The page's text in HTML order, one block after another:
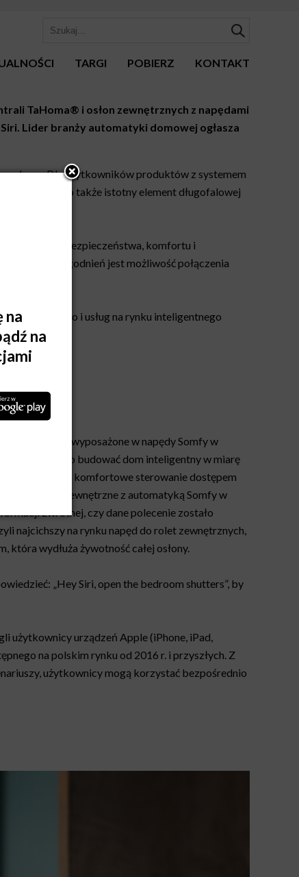
TARGI POBIERZ KONTAKT
TaHoma® i osłon zewnętrznych z napędami
Lider branży automatyki domowej ogłasza
domu. Dla użytkowników produktów z systemem
Siri. To także istotny element długofalowej
poziom bezpieczeństwa, komfortu i
udogodnień jest możliwość połączenia
głosowego i usług na rynku inteligentnego
i markizy, wyposażone w napędy Somfy w
stopniowo budować dom inteligentny w miarę
jest właśnie komfortowe sterowanie dostępem
osłony zewnętrzne z automatyką Somfy w
zwrotnej, czy dane polecenie zostało
najcichszy na rynku napęd do rolet zewnętrznych,
wydłuża żywotność całej osłony.
„Hey Siri, open the bedroom shutters”, by
użytkownicy urządzeń Apple (iPhone, iPad,
na polskim rynku od 2016 r. i przyszłych. Z
użytkownicy mogą korzystać bezpośrednio